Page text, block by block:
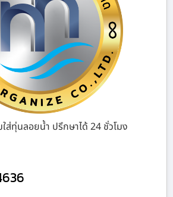
ส่ทุ่นลอยน้ำ ปรึกษาได้ 24 ชั่วโมง